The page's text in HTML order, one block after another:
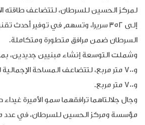
إلى 352 سريرا، وتسهم في توفير أحدث
السرطان ضمن مرافق متطورة ومتكاملة.
و700 متر مربع.
وجال جلالتاهما ترافقهما سمو الأميرة
مؤسسة ومركز الحسين للسرطان، في عدد